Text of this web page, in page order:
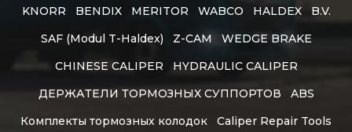
KNORR BENDIX MERITOR WABCO HALDEX
B.V.
SAF (Modul T-Haldex)
Z-CAM
WEDGE BRAKE
CHINESE CALIPER
HYDRAULIC CALIPER
ДЕРЖАТЕЛИ ТОРМОЗНЫХ СУППОРТОВ
ABS
Комплекты тормозных колодок
Caliper Repair Tools